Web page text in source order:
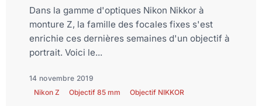
Dans la gamme d'optiques Nikon Nikkor à
monture Z, la famille des focales fixes s'est
enrichie ces dernières semaines d'un objectif à
portrait. Voici le...
14 novembre 2019
Nikon Z
Objectif 85 mm Objectif NIKKOR